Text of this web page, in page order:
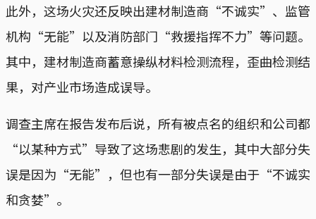
此外，这场火灾还反映出建材制造商“不诚实”、监管
机构“无能”以及消防部门“救援指挥不力”等问题。
其中，建材制造商蓄意操纵材料检测流程，歪曲检测结
果，对产业市场造成误导。
调查主席在报告发布后说，所有被点名的组织和公司都
“以某种方式”导致了这场悲剧的发生，其中大部分失
误是因为“无能”，但也有一部分失误是由于“不诚实
和贪婪”。